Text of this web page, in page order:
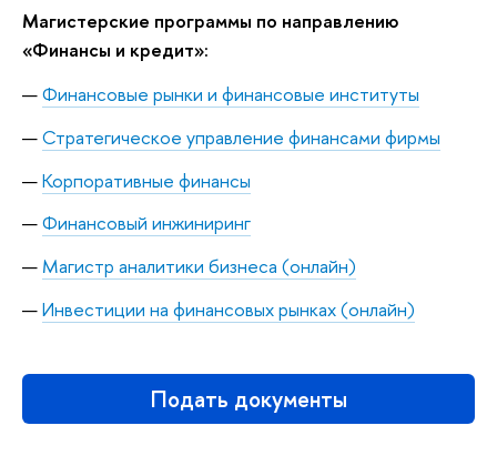
Магистерские программы по направлению
«Финансы и кредит»:
Финансовые рынки и финансовые институты
Стратегическое управление финансами фирмы
Корпоративные финансы
Финансовый инжиниринг
Магистр аналитики бизнеса (онлайн)
Инвестиции на финансовых рынках (онлайн)
Подать документы